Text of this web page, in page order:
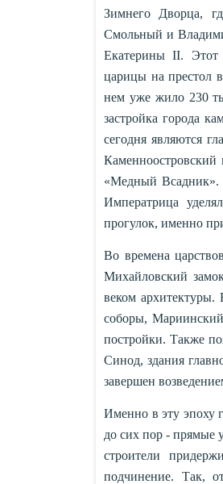
Зимнего Дворца,
Смольный и
Екатерины II. Этот
царицы на престол
нем уже жило 230
застройка города
сегодня являются
«Медный Всадник».
Императрица
прогулок, именно
Во времена
Михайловский
веком
соборы,
постройки. Также
Синод, здания
завершен
Именно в эту эпоху
до сих пор - прямые
строители
подчинение. Так,